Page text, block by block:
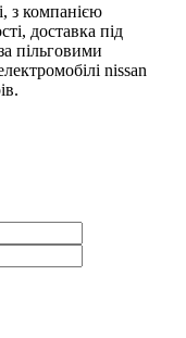
з компанією
доставка під
пільговими
nissan